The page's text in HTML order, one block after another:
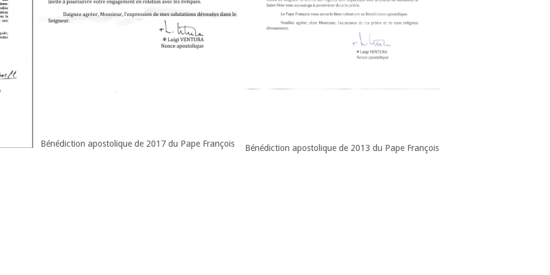
Bénédiction apostolique de 2017 du Pape François Bénédiction apostolique de 2013 du Pape François